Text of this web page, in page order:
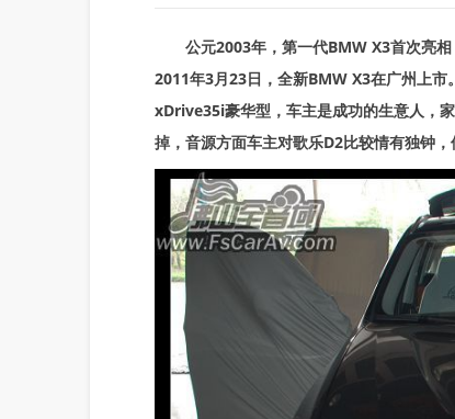
公元2003年，第一代BMW X3首次亮相
2011年3月23日，全新BMW X3在广州上
xDrive35i豪华型，车主是成功的生意人，
掉，音源方面车主对歌乐D2比较情有独钟